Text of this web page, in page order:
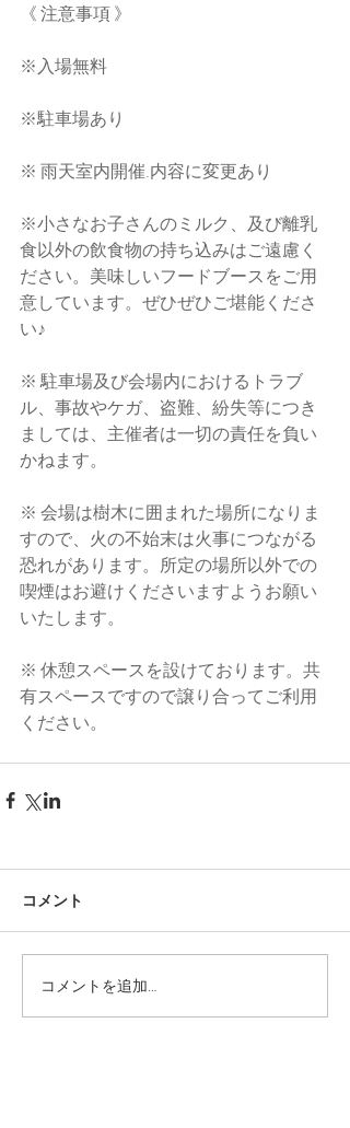
《 注意事項 》
※入場無料
※駐車場あり
※ 雨天室内開催.内容に変更あり
※小さなお子さんのミルク、及び離乳
食以外の飲食物の持ち込みはご遠慮く
ださい。美味しいフードブースをご用
意しています。ぜひぜひご堪能くださ
い♪
※ 駐車場及び会場内におけるトラブ
ル、事故やケガ、盗難、紛失等につき
ましては、主催者は一切の責任を負い
かねます。
※ 会場は樹木に囲まれた場所になりま
すので、火の不始末は火事につながる
恐れがあります。所定の場所以外での
喫煙はお避けくださいますようお願い
いたします。
※ 休憩スペースを設けております。共
有スペースですので譲り合ってご利用
ください。
コメント
コメントを追加…